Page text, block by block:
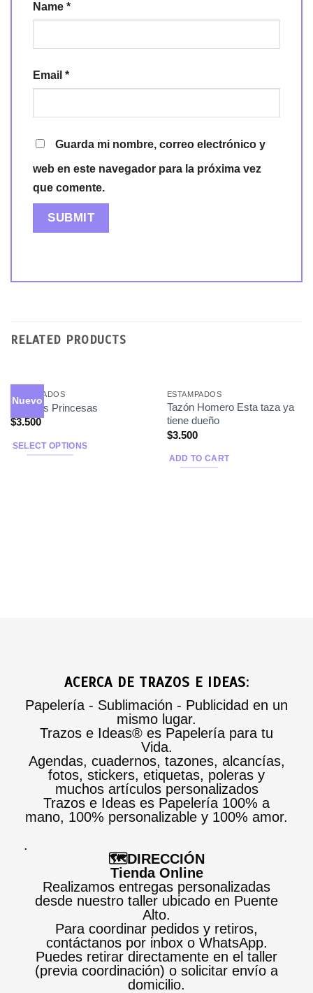
Name *
Email *
Guarda mi nombre, correo electrónico y
web en este navegador para la próxima vez
que comente.
RELATED PRODUCTS
Nuevo
ESTAMPADOS
Tazones Princesas
$3.500
SELECT OPTIONS
ESTAMPADOS
Tazón Homero Esta taza ya
tiene dueño
$3.500
ADD TO CART
ACERCA DE TRAZOS E IDEAS:
Papelería - Sublimación - Publicidad en un
mismo lugar.
Trazos e Ideas® es Papelería para tu
Vida.
Agendas, cuadernos, tazones, alcancías,
fotos, stickers, etiquetas, poleras y
muchos artículos personalizados
Trazos e Ideas es Papelería 100% a
mano, 100% personalizable y 100% amor.
.
🗺️DIRECCIÓN
Tienda Online
Realizamos entregas personalizadas
desde nuestro taller ubicado en Puente
Alto.
Para coordinar pedidos y retiros,
contáctanos por inbox o WhatsApp.
Puedes retirar directamente en el taller
(previa coordinación) o solicitar envío a
domicilio.